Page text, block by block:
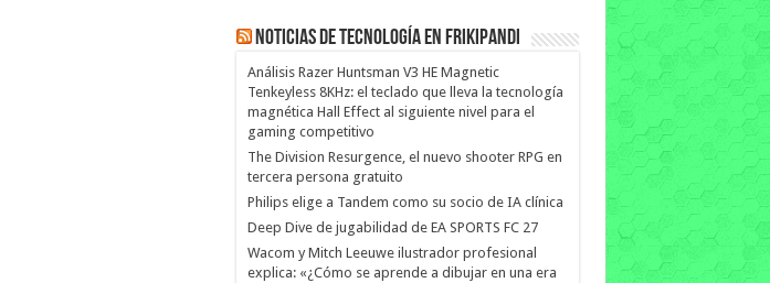
Noticias de Tecnología en Frikipandi
Análisis Razer Huntsman V3 HE Magnetic
Tenkeyless 8KHz: el teclado que lleva la tecnología
magnética Hall Effect al siguiente nivel para el
gaming competitivo
The Division Resurgence, el nuevo shooter RPG en
tercera persona gratuito
Philips elige a Tandem como su socio de IA clínica
Deep Dive de jugabilidad de EA SPORTS FC 27
Wacom y Mitch Leeuwe ilustrador profesional
explica: «¿Cómo se aprende a dibujar en una era